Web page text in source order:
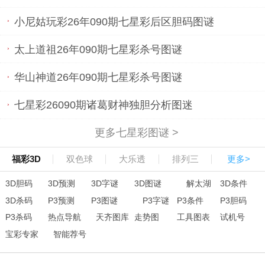
小尼姑玩彩26年090期七星彩后区胆码图谜
太上道祖26年090期七星彩杀号图谜
华山神道26年090期七星彩杀号图谜
七星彩26090期诸葛财神独胆分析图迷
更多七星彩图谜 >
福彩3D 双色球 大乐透 排列三 更多>
3D胆码 3D预测 3D字谜 3D图谜 解太湖
3D条件
3D杀码
P3预测 P3图谜 P3字谜 P3条件
P3胆码
P3杀码
热点导航 天齐图库 走势图 工具图表
试机号
宝彩专家
智能荐号